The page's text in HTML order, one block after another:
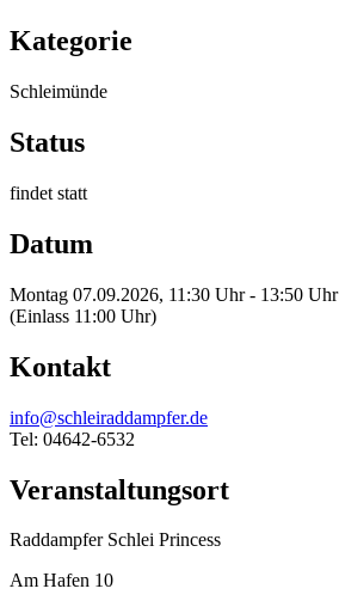
Kategorie
Schleimünde
Status
findet statt
Datum
Montag 07.09.2026, 11:30 Uhr - 13:50 Uhr
(Einlass 11:00 Uhr)
Kontakt
info@schleiraddampfer.de
Tel: 04642-6532
Veranstaltungsort
Raddampfer Schlei Princess
Am Hafen 10